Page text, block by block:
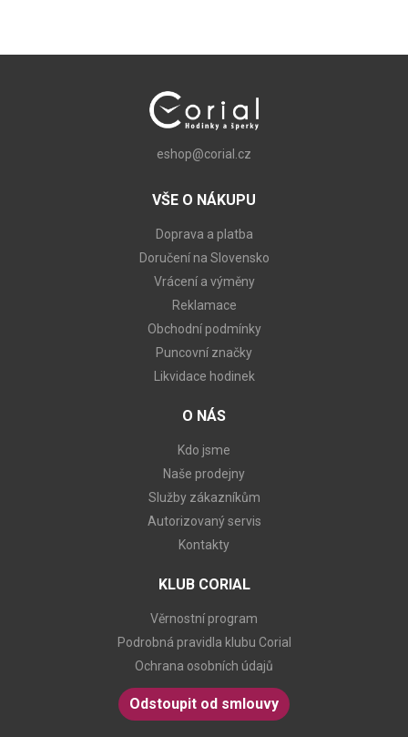
eshop@corial.cz
VŠE O NÁKUPU
Doprava a platba
Doručení na Slovensko
Vrácení a výměny
Reklamace
Obchodní podmínky
Puncovní značky
Likvidace hodinek
O NÁS
Kdo jsme
Naše prodejny
Služby zákazníkům
Autorizovaný servis
Kontakty
KLUB CORIAL
Věrnostní program
Podrobná pravidla klubu Corial
Ochrana osobních údajů
Odstoupit od smlouvy